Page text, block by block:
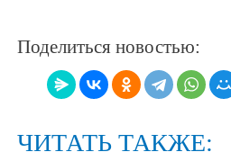
Поделиться новостью:
ЧИТАТЬ ТАКЖЕ: